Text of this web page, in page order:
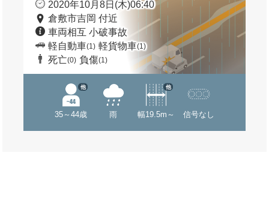
2020年10月8日(木)06:40
倉敷市吉岡 付近
車両相互 小破事故
軽自動車(1) 軽貨物車(1)
死亡(0) 負傷(1)
35～44歳
他
雨 幅19.5m～
他
信号なし